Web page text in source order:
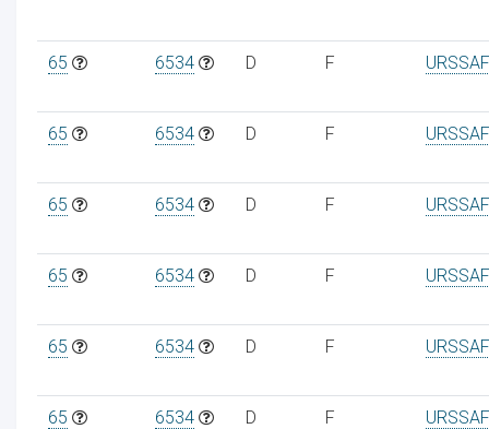
65 6534 D F
65 6534 D F
65 6534 D F
65 6534 D F
65 6534 D F
65 6534 D F